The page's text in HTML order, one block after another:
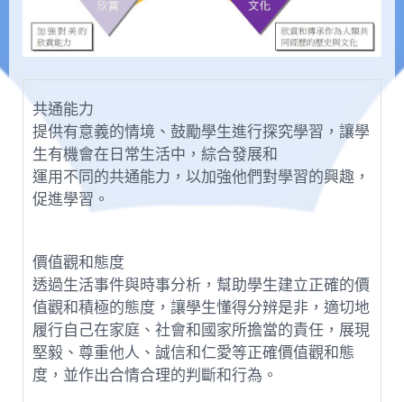
共通能力
提供有意義的情境、鼓勵學生進行探究學習，讓學
生有機會在日常生活中，綜合發展和
運用不同的共通能力，以加強他們對學習的興趣，
促進學習。
價值觀和態度
透過生活事件與時事分析，幫助學生建立正確的價
值觀和積極的態度，讓學生懂得分辨是非，適切地
履行自己在家庭、社會和國家所擔當的責任，展現
堅毅、尊重他人、誠信和仁愛等正確價值觀和態
度，並作出合情合理的判斷和行為。